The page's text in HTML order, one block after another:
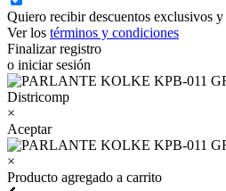
Quiero recibir descuentos exclusivos
Ver los términos y condiciones
Finalizar registro
o iniciar sesión
×
Aceptar
×
Producto agregado a carrito